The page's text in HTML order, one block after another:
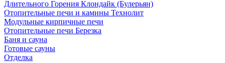
Длительного Горения Клондайк (Булерьян)
Отопительные печи и камины Технолит
Модульные кирпичные печи
Отопительные печи Березка
Баня и сауна
Готовые сауны
Отделка